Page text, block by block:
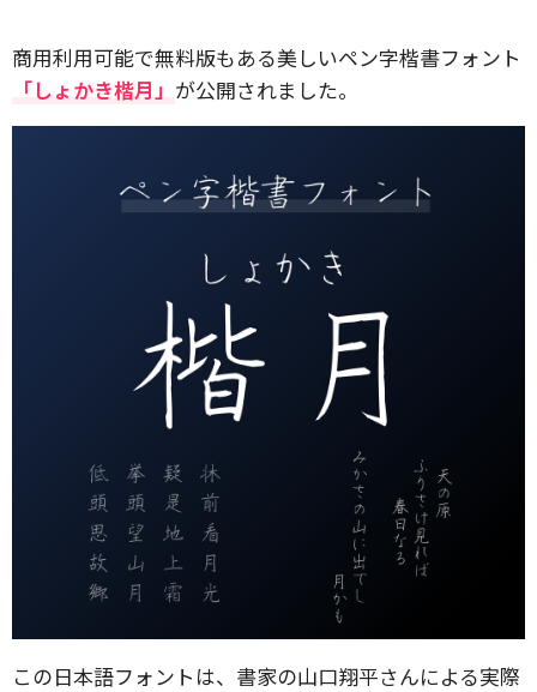
商用利用可能で無料版もある美しいペン字楷書フォント
「しょかき楷月」 が公開されました。
この日本語フォントは、書家の山口翔平さんによる実際